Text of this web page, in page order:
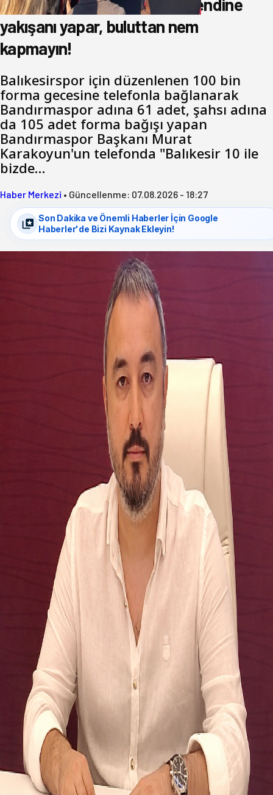
yakışanı yapar, buluttan nem
kapmayın!
Balıkesirspor için düzenlenen 100 bin
forma gecesine telefonla bağlanarak
Bandırmaspor adına 61 adet, şahsı adına
da 105 adet forma bağışı yapan
Bandırmaspor Başkanı Murat
Karakoyun'un telefonda "Balıkesir 10 ile
bizde…
Haber Merkezi • Güncellenme: 07.08.2026 - 18:27
Son Dakika ve Önemli Haberler İçin Google
Haberler'de Bizi Kaynak Ekleyin!